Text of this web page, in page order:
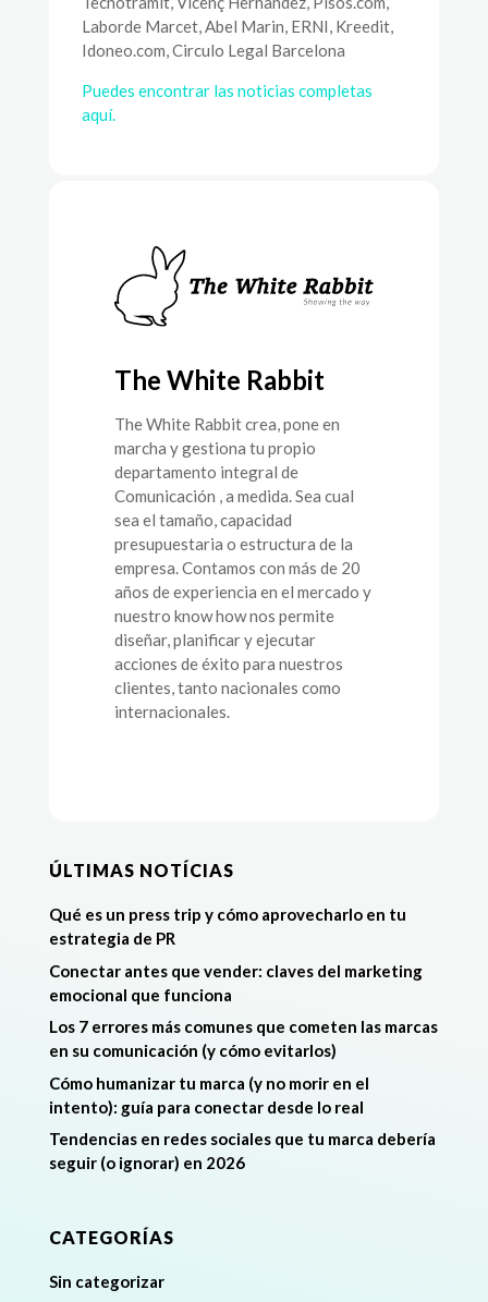
Laborde Marcet, Abel Marin, ERNI, Kreedit,
Idoneo.com, Circulo Legal Barcelona
Puedes encontrar las noticias completas
aquí.
The White Rabbit
The White Rabbit crea, pone en
marcha y gestiona tu propio
departamento integral de
Comunicación , a medida. Sea cual
sea el tamaño, capacidad
presupuestaria o estructura de la
empresa. Contamos con más de 20
años de experiencia en el mercado y
nuestro know how nos permite
diseñar, planificar y ejecutar
acciones de éxito para nuestros
clientes, tanto nacionales como
internacionales.
ÚLTIMAS NOTÍCIAS
Qué es un press trip y cómo aprovecharlo en tu
estrategia de PR
Conectar antes que vender: claves del marketing
emocional que funciona
Los 7 errores más comunes que cometen las marcas
en su comunicación (y cómo evitarlos)
Cómo humanizar tu marca (y no morir en el
intento): guía para conectar desde lo real
Tendencias en redes sociales que tu marca debería
seguir (o ignorar) en 2026
CATEGORÍAS
Sin categorizar